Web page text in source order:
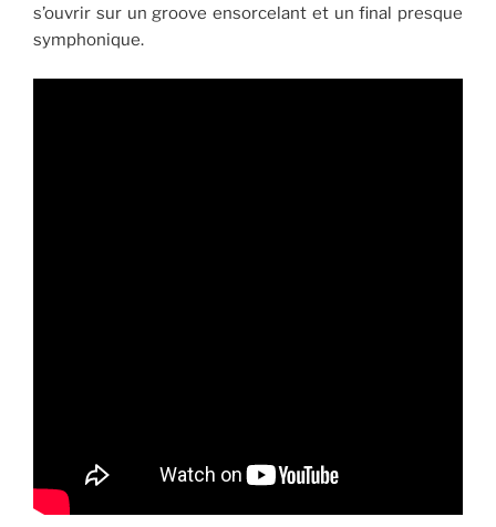
s’ouvrir sur un groove ensorcelant et un final presque
symphonique.